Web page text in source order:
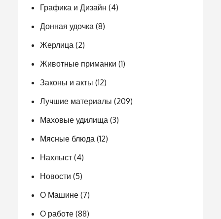
Графика и Дизайн (4)
Донная удочка (8)
Жерлица (2)
Животные приманки (1)
Законы и акты (12)
Лучшие материалы (209)
Маховые удилища (3)
Мясные блюда (12)
Нахлыст (4)
Новости (5)
О Машине (7)
О работе (88)